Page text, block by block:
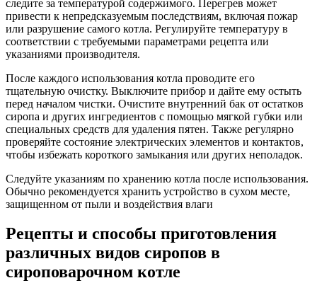
следите за температурой содержимого. Перегрев может
привести к непредсказуемым последствиям, включая пожар
или разрушение самого котла. Регулируйте температуру в
соответствии с требуемыми параметрами рецепта или
указаниями производителя.
После каждого использования котла проводите его
тщательную очистку. Выключите прибор и дайте ему остыть
перед началом чистки. Очистите внутренний бак от остатков
сиропа и других ингредиентов с помощью мягкой губки или
специальных средств для удаления пятен. Также регулярно
проверяйте состояние электрических элементов и контактов,
чтобы избежать короткого замыкания или других неполадок.
Следуйте указаниям по хранению котла после использования.
Обычно рекомендуется хранить устройство в сухом месте,
защищенном от пыли и воздействия влаги
Рецепты и способы приготовления
различных видов сиропов в
сироповарочном котле